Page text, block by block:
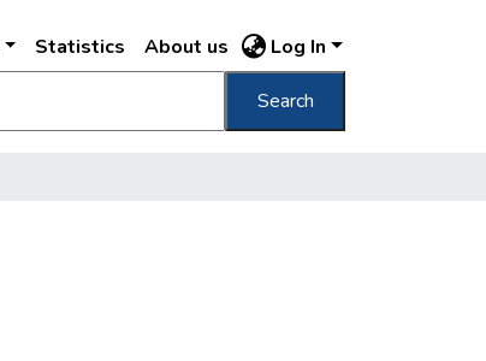
Statistics About us Log In
Search